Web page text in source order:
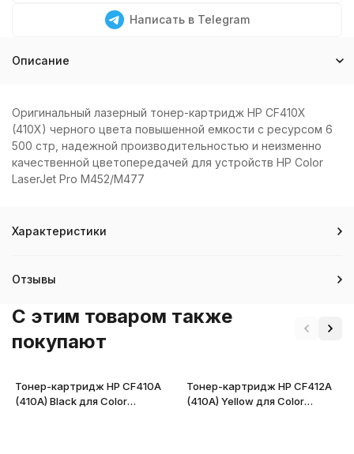
Написать в Telegram
Описание
Оригинальный лазерный тонер-картридж HP CF410X
(410X) черного цвета повышенной емкости с ресурсом 6
500 стр, надежной производительностью и неизменно
качественной цветопередачей для устройств HP Color
LaserJet Pro M452/M477
Характеристики
Отзывы
C этим товаром также
покупают
Тонер-картридж HP CF410A
(410A) Black для Color
Тонер-картридж HP CF412A
(410A) Yellow для Color